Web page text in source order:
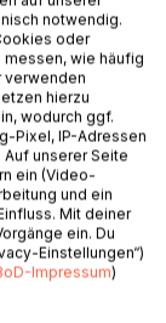
ist der
für
Für ihn
den es
in der es
geht. Die
die von der
notwendig.
oder
wie häufig
verwenden
hierzu
wodurch ggf.
Pixel, IP-Adressen
unserer Seite
ein (Video-
und ein
Mit deiner
ein. Du
Einstellungen“)
Impressum)